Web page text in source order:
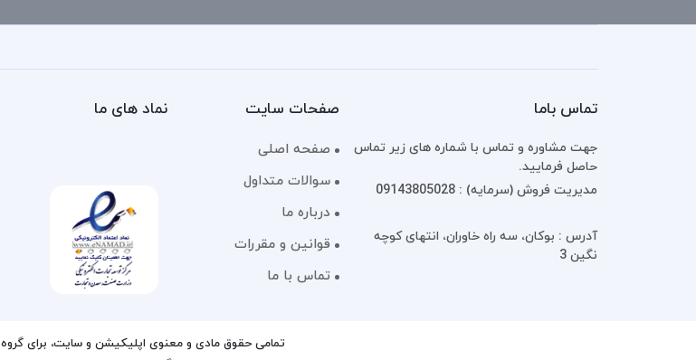
تماس باما
جهت مشاوره و تماس با شماره های زیر تماس
حاصل فرمایید.
مدیریت فروش (سرمایه) : 09143805028
آدرس : بوکان، سه راه خاوران، انتهای کوچه
نگین 3
صفحات سایت
صفحه اصلی
سوالات متداول
درباره ما
قوانین و مقررات
تماس با ما
نماد های ما
تمامی حقوق مادی و معنوی اپلیکیشن و سایت، برای گروه